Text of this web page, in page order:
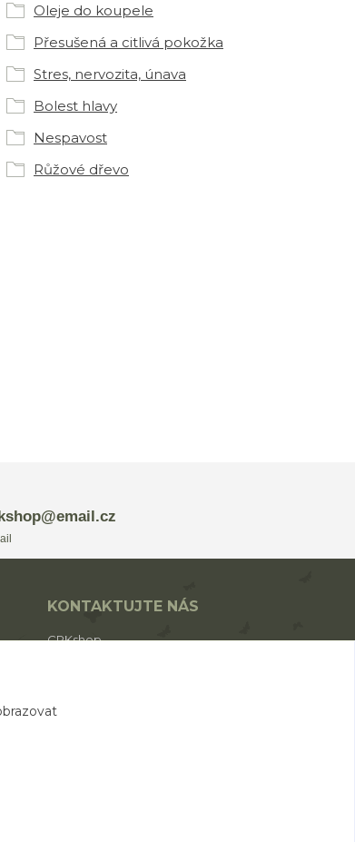
Oleje do koupele
Přesušená a citlivá pokožka
Stres, nervozita, únava
Bolest hlavy
Nespavost
Růžové dřevo
KONTAKTUJTE NÁS
CPKshop